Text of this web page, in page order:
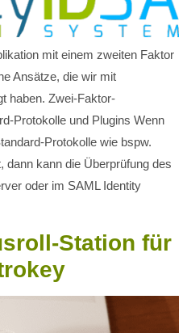
mit einem zweiten Faktor
Ansätze, die wir mit
haben. Zwei-Faktor-
Protokolle und Plugins Wenn
Protokolle wie bspw.
dann kann die Überprüfung des
oder im SAML Identity
Station für